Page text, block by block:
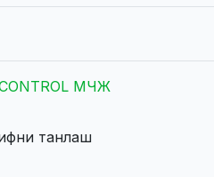
МЧЖ
танлаш